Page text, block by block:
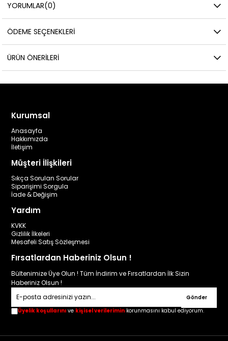
YORUMLAR(0)
ÖDEME SEÇENEKLERI
ÜRÜN ÖNERILERI
Kurumsal
Anasayfa
Hakkımızda
İletişim
Müşteri İlişkileri
Sıkça Sorulan Sorular
Siparişimi Sorgula
İade & Değişim
Yardım
KVKK
Gizlilik İlkeleri
Mesafeli Satış Sözleşmesi
Fırsatlardan Haberiniz Olsun !
Bültenimize Üye Olun ! Tüm İndirim ve Fırsatlardan İlk Sizin
Haberiniz Olsun !
Gönder
Üyelik koşullarını ve kişisel verilerimin korunmasını kabul ediyorum.